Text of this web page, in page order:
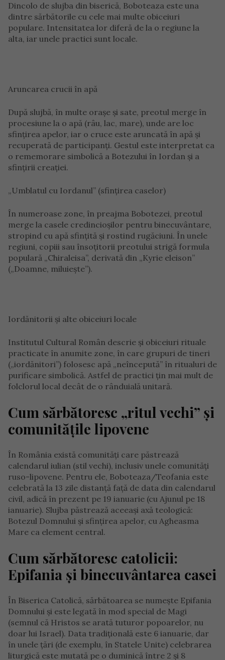
Dincolo de slujba din biserică, Boboteaza este una
dintre sărbătorile cu cele mai multe obiceiuri
populare. Intensitatea lor diferă de la o regiune la
alta, iar unele practici sunt locale.
Aruncarea crucii în apă
După slujbă, în multe orașe și sate, preotul merge în
procesiune la o apă (râu, lac, mare), unde are loc
sfințirea apelor, iar o cruce este aruncată în apă și
recuperată de participanți. Gestul este interpretat ca
o rememorare simbolică a Botezului în Iordan și a
sfințirii creației.
„Umblatul cu Iordanul” (sfințirea caselor)
În numeroase zone, în preajma Bobotezei, preotul
merge la casele credincioșilor pentru binecuvântare,
stropind cu apă sfințită și rostind rugăciuni. În unele
regiuni, copiii sau însoțitorii preotului strigă formula
populară „Chiraleisa”, derivată din „Kyrie eleison”
(„Doamne, miluiește”).
Iordănitorii și alte obiceiuri locale
Institutul Cultural Român descrie și obiceiuri rituale
practicate în anumite zone, în care grupuri de tineri
(„iordănitori”) folosesc apă „neîncepută” în ritualuri de
purificare simbolică. Astfel de practici țin mai mult de
folclorul local decât de o rânduială unitară.
Cum sărbătoresc „ritul vechi” și
comunitățile lipovene
În România există comunități care păstrează
calendarul iulian (stil vechi), inclusiv unele comunități
ruso-lipovene. Pentru ele, Boboteaza/Teofania este
celebrată la 13 zile distanță față de data din calendarul
civil, adică în prezent pe 19 ianuarie (cu Ajunul pe 18
ianuarie). Slujba păstrează aceeași axă teologică:
Botezul Domnului și sfințirea apelor, cu Agheasma
Mare ca element central.
Cum sărbătoresc catolicii:
Epifania și binecuvântarea casei
În Biserica Catolică, sărbătoarea se numește Epifania
Domnului și este legată în mod special de Magi
(semnul că Hristos se arată tuturor popoarelor, nu
doar lui Israel). Data tradițională este 6 ianuarie, dar
în unele țări (de exemplu, în Statele Unite) celebrarea
liturgică este mutată pe o duminică între 2 și 8